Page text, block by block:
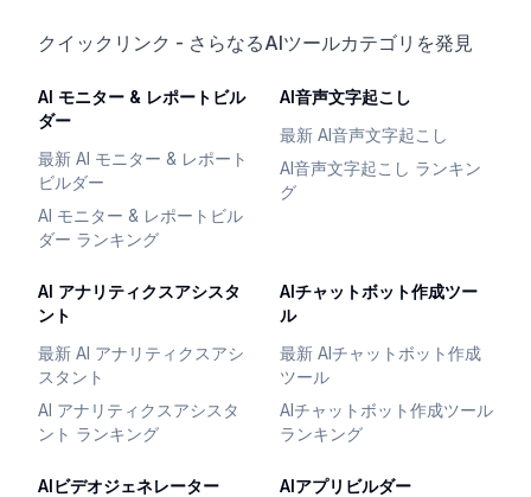
クイックリンク - さらなるAIツールカテゴリを発見
AI モニター & レポートビル
ダー
最新 AI モニター & レポート
ビルダー
AI モニター & レポートビル
ダー ランキング
AI音声文字起こし
最新 AI音声文字起こし
AI音声文字起こし ランキン
グ
AI アナリティクスアシスタ
ント
最新 AI アナリティクスアシ
スタント
AI アナリティクスアシスタ
ント ランキング
AIチャットボット作成ツー
ル
最新 AIチャットボット作成
ツール
AIチャットボット作成ツール
ランキング
AIビデオジェネレーター
AIアプリビルダー